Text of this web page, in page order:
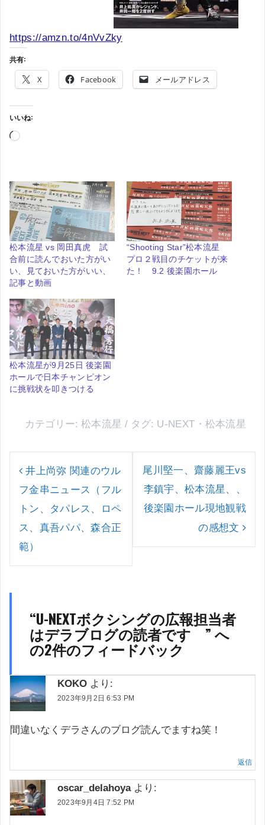
https://amzn.to/4nVvZky
共有:
X Facebook メールアドレス
いいね:
読
み
中…
松本流星 vs 岡田真虎 試
合前に読んでおいた方がい
い、見ておいた方がいい、
記事と動画
“Shooting Star”松本流星
プロ２戦目のチケットが来
た！ 9.2 後楽園ホール
松本流星が9月25日 後楽園
ホールで日本チャンピオン
に挑戦状を叩きつける
カテゴリー:松本流星 タグ: U-NEXT ・ 松本流星
稿
ナ
シ
ョ
井上尚弥 関連のウル
フ金串ニュース（フル
トン、タパレス、ロペ
ス、真吾パパ、森合正
範）
尾川堅一、齋藤麗王vs
李鎮宇、松本流星、、
後楽園ホール現地観戦
の感想文
“U-NEXTボクシングの広報担当者
はデラブログの読者です ” へ
の2件のフィードバック
KOKO より:
2023年9月2日 6:53 PM
間違いなくデラさんのブログ読んでますね笑！
返信
oscar_delahoya より:
2023年9月4日 7:52 PM